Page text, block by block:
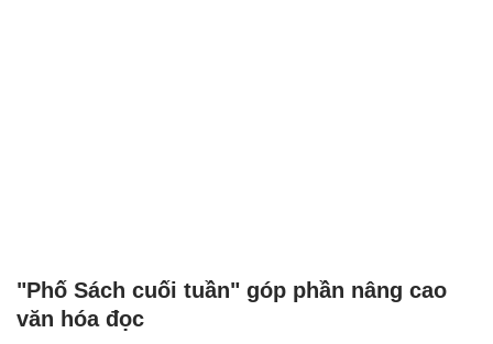
"Phố Sách cuối tuần" góp phần nâng cao
văn hóa đọc